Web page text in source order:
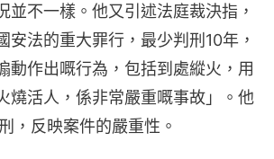
並不一樣。他又引述法庭裁決指，
安法的重大罪行，最少判刑10年，
動作出嘅行為，包括到處縱火，用
燒活人，係非常嚴重嘅事故」。他
，反映案件的嚴重性。